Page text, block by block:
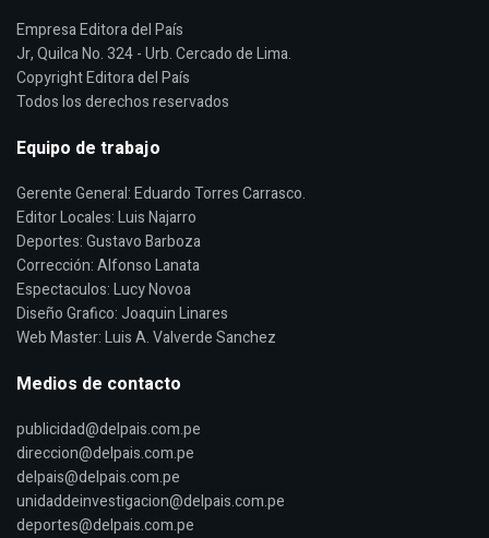
Empresa Editora del País
Jr, Quilca No. 324 - Urb. Cercado de Lima.
Copyright Editora del País
Todos los derechos reservados
Equipo de trabajo
Gerente General: Eduardo Torres Carrasco.
Editor Locales: Luis Najarro
Deportes: Gustavo Barboza
Corrección: Alfonso Lanata
Espectaculos: Lucy Novoa
Diseño Grafico: Joaquin Linares
Web Master: Luis A. Valverde Sanchez
Medios de contacto
publicidad@delpais.com.pe
direccion@delpais.com.pe
delpais@delpais.com.pe
unidaddeinvestigacion@delpais.com.pe
deportes@delpais.com.pe